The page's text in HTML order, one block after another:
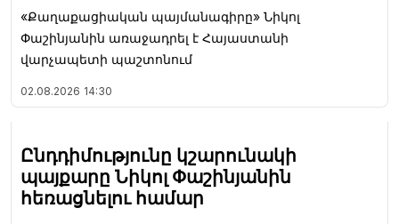
«Քաղաքացիական պայմանագիրը» Նիկոլ
Փաշինյանին առաջադրել է Հայաստանի
վարչապետի պաշտոնում
02.08.2026 14:30
Ընդդիմությունը կշարունակի
պայքարը Նիկոլ Փաշինյանին
հեռացնելու համար